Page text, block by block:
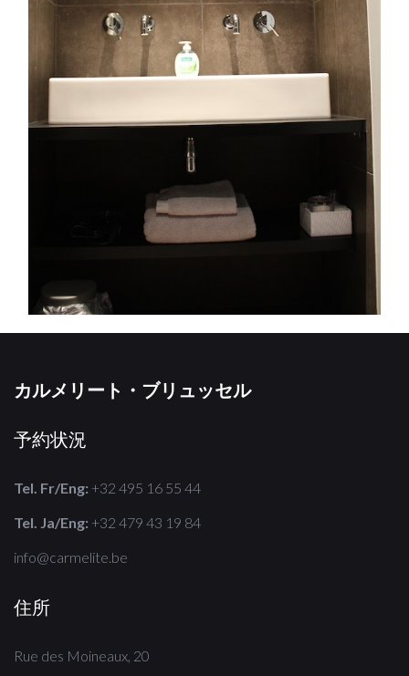
カルメリート・ブリュッセル
予約状況
Tel. Fr/Eng: +32 495 16 55 44
Tel. Ja/Eng: +32 479 43 19 84
info@carmelite.be
住所
Rue des Moineaux, 20